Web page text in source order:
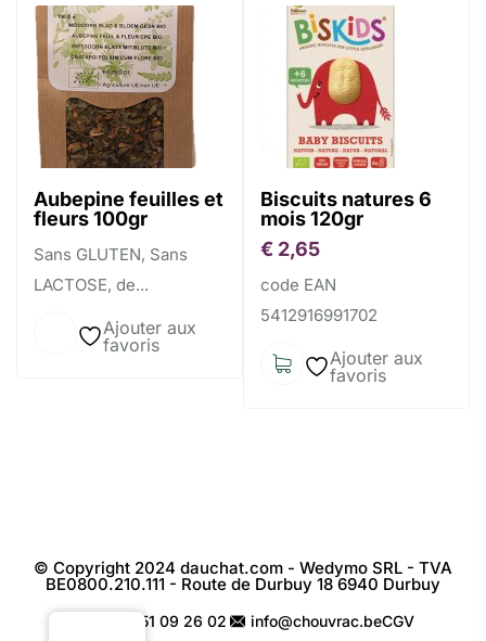
Aubepine feuilles et
fleurs 100gr
Sans GLUTEN, Sans
LACTOSE, de...
Ajouter aux
favoris
Biscuits natures 6
mois 120gr
€ 2,65
code EAN
5412916991702
Ajouter aux
favoris
© Copyright 2024 dauchat.com - Wedymo SRL - TVA
BE0800.210.111 - Route de Durbuy 18 6940 Durbuy
+32 451 09 26 02 info@chouvrac.beCGV